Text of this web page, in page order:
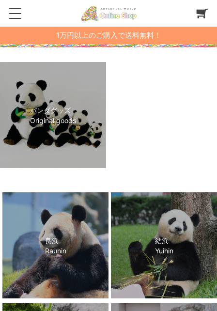
1万円以上のご購入で送料無料！
パンダグッズ
Original goods
良浜
Rauhin
結浜
Yuihin